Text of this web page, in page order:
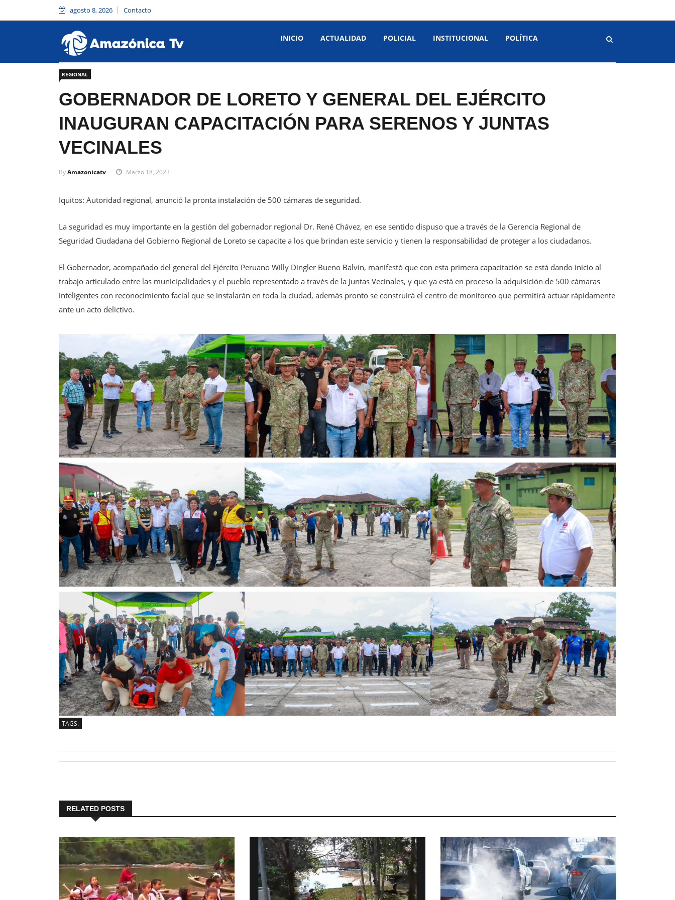
agosto 8, 2026 Contacto
INICIO ACTUALIDAD POLICIAL INSTITUCIONAL POLÍTICA
REGIONAL
GOBERNADOR DE LORETO Y GENERAL DEL EJÉRCITO
INAUGURAN CAPACITACIÓN PARA SERENOS Y JUNTAS
VECINALES
ByAmazonicatv Marzo 18, 2023
Iquitos: Autoridad regional, anunció la pronta instalación de 500 cámaras de seguridad.
La seguridad es muy importante en la gestión del gobernador regional Dr. René Chávez, en ese sentido dispuso que a través de la Gerencia Regional de
Seguridad Ciudadana del Gobierno Regional de Loreto se capacite a los que brindan este servicio y tienen la responsabilidad de proteger a los ciudadanos.
El Gobernador, acompañado del general del Ejército Peruano Willy Dingler Bueno Balvín, manifestó que con esta primera capacitación se está dando inicio al
trabajo articulado entre las municipalidades y el pueblo representado a través de la Juntas Vecinales, y que ya está en proceso la adquisición de 500 cámaras
inteligentes con reconocimiento facial que se instalarán en toda la ciudad, además pronto se construirá el centro de monitoreo que permitirá actuar rápidamente
ante un acto delictivo.
TAGS:
RELATED POSTS